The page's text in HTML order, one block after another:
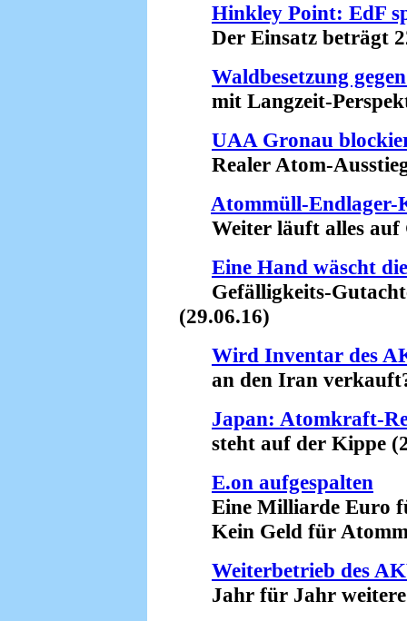
Hinkley Point: EdF
Der Einsatz beträgt
Waldbesetzung
mit Langzeit-
UAA Gronau
Realer Atom-
Atommüll-Endlager-
Weiter läuft alles auf
Eine Hand wäscht
Gefälligkeits-
(29.06.16)
Wird Inventar des
an den Iran
Japan: Atomkraft-
steht auf der Kippe
E.on aufgespalten
Eine Milliarde Euro
Kein Geld für
Weiterbetrieb des
Jahr für Jahr weitere